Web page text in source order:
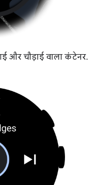
और चौड़ाई वाला कंटेनर.